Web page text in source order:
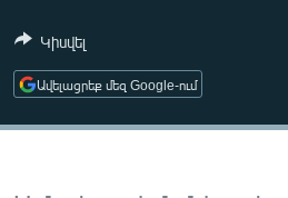
ՄԵԿՆԱԲԱՆՈՒԹՅՈՒՆ
ՏՏ ԵՒ ԻՆՏԵՐՆԵՏ
Կիսվել
Ավելացրեք մեզ Google-ում